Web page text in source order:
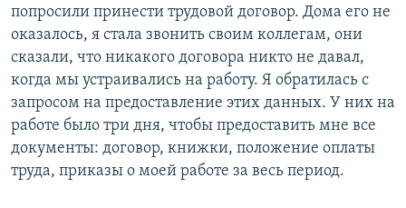
попросили принести трудовой договор. Дома его не
оказалось, я стала звонить своим коллегам, они
сказали, что никакого договора никто не давал,
когда мы устраивались на работу. Я обратилась с
запросом на предоставление этих данных. У них на
работе было три дня, чтобы предоставить мне все
документы: договор, книжки, положение оплаты
труда, приказы о моей работе за весь период.